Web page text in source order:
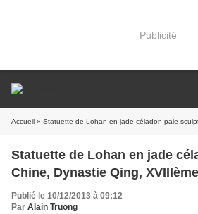
Publicité
Accueil » Statuette de Lohan en jade céladon pale sculpté, Chine,
Statuette de Lohan en jade
Chine, Dynastie Qing,
Publié le 10/12/2013 à 09:12
Par Alain Truong